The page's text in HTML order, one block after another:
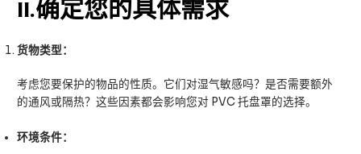
II.确定您的具体需求
货物类型：
考虑您要保护的物品的性质。它们对湿气敏感吗？是否需要额外
的通风或隔热？这些因素都会影响您对 PVC 托盘罩的选择。
环境条件：